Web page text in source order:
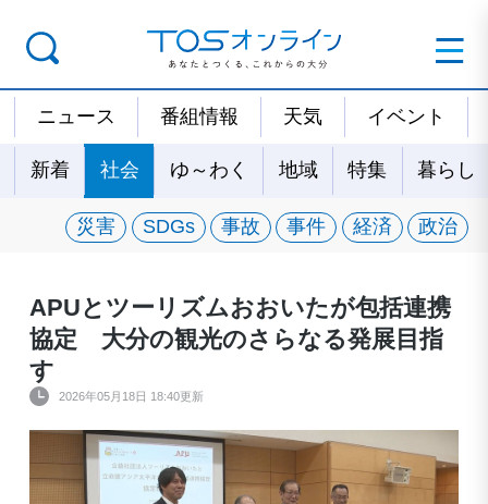
ニュース 番組情報 天気 イベント
新着 社会 ゆ～わく 地域 特集 暮らし
災害 SDGs 事故 事件 経済 政治
APUとツーリズムおおいたが包括連携
協定 大分の観光のさらなる発展目指
す
2026年05月18日 18:40更新